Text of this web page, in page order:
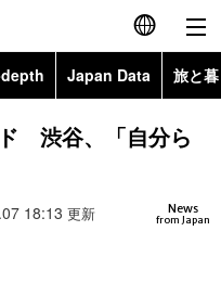
English
简体字
Japan Data 旅と
Topics
渋谷、「自分ら
News
from Japan
18:13 更新